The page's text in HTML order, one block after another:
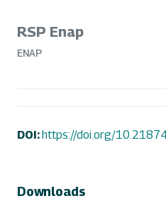
RSP Enap
ENAP
DOI:https://doi.org/
Downloads